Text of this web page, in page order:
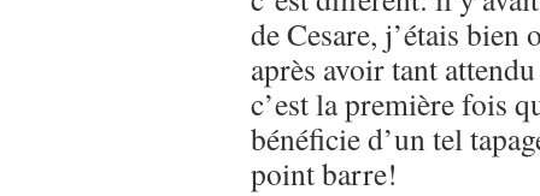
de Cesare, j’étais bien
après avoir tant
c’est la première fois
bénéficie d’un tel
point barre!